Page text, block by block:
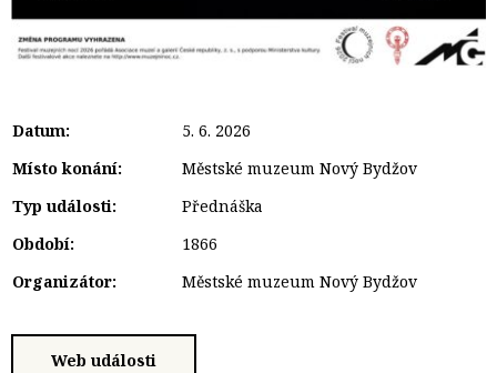
Datum:
5. 6. 2026
Místo konání:
Městské muzeum Nový Bydžov
Typ události:
Přednáška
Období:
1866
Organizátor:
Městské muzeum Nový Bydžov
Web události